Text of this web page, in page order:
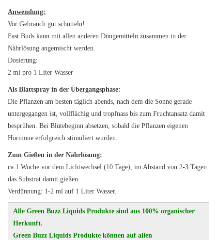
Anwendung:
Vor Gebrauch gut schütteln!
Fast Buds kann mit allen anderen Düngemitteln zusammen in der
Nährlösung angemischt werden.
Dosierung:
2 ml pro 1 Liter Wasser
Als Blattspray in der Übergangsphase:
Die Pflanzen am besten täglich abends, nach dem die Sonne gerade
untergegangen ist, vollflächig und tropfnass bis zum Fruchtansatz damit
besprühen. Bei Blütebeginn absetzen, sobald die Pflanzen eigenen
Hormone erfolgreich stimuliert wurden.
Zum Gießen in der Nährlösung:
ca.1 Woche vor dem Lichtwechsel (10 Tage), im Abstand von 2-3 Tagen
das Substrat damit gießen.
Verdünnung: 1-2 ml auf 1 Liter Wasser.
Alle Green Buzz Liquids Produkte sind aus 100% organischer
Herkunft.
Green Buzz Liquids Produkte können auf allen